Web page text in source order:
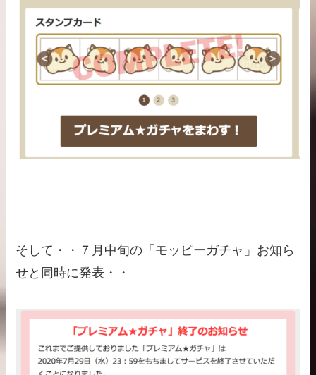
そして・・７月中旬の「モッピーガチャ」お知ら
せと同時に発表・・